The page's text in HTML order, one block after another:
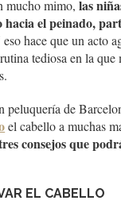
mucho mimo,las
hacia el peinado,
hace que un acto
tediosa en la que
peluquería de
el cabello a muchas
consejos que
EL CABELLO